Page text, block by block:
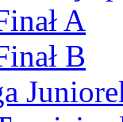
A
B